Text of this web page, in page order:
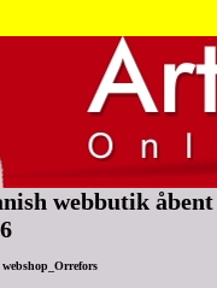
webbutik
webshop_Orrefors